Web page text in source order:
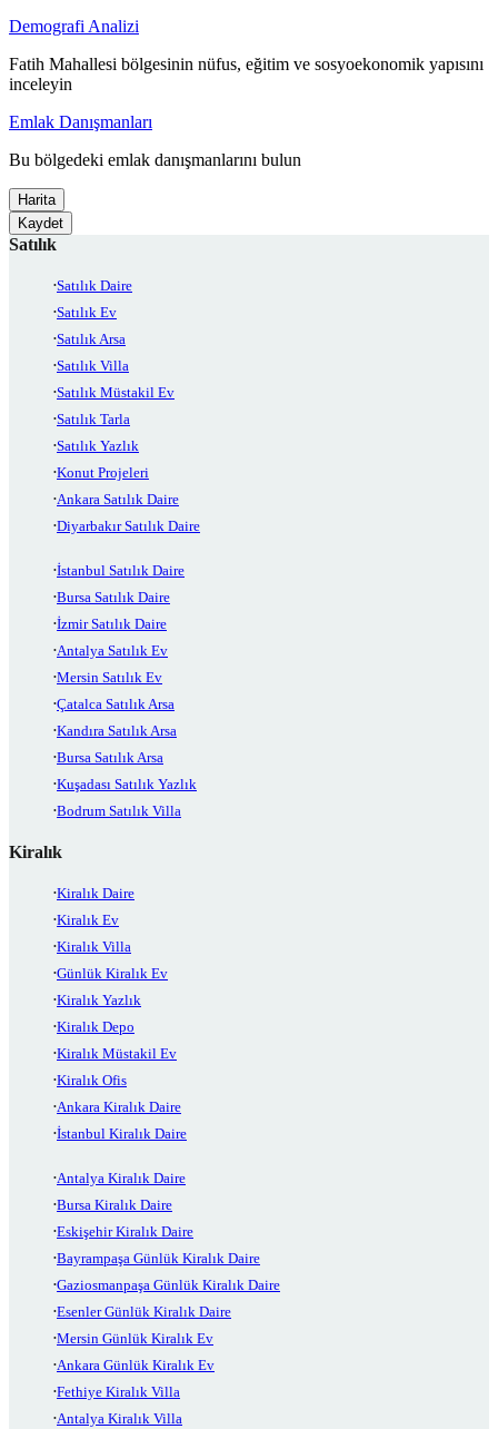
Demografi Analizi
Fatih Mahallesi bölgesinin nüfus, eğitim ve sosyoekonomik yapısını
inceleyin
Emlak Danışmanları
Bu bölgedeki emlak danışmanlarını bulun
Harita
Kaydet
Satılık
Satılık Daire
Satılık Ev
Satılık Arsa
Satılık Villa
Satılık Müstakil Ev
Satılık Tarla
Satılık Yazlık
Konut Projeleri
Ankara Satılık Daire
Diyarbakır Satılık Daire
İstanbul Satılık Daire
Bursa Satılık Daire
İzmir Satılık Daire
Antalya Satılık Ev
Mersin Satılık Ev
Çatalca Satılık Arsa
Kandıra Satılık Arsa
Bursa Satılık Arsa
Kuşadası Satılık Yazlık
Bodrum Satılık Villa
Kiralık
Kiralık Daire
Kiralık Ev
Kiralık Villa
Günlük Kiralık Ev
Kiralık Yazlık
Kiralık Depo
Kiralık Müstakil Ev
Kiralık Ofis
Ankara Kiralık Daire
İstanbul Kiralık Daire
Antalya Kiralık Daire
Bursa Kiralık Daire
Eskişehir Kiralık Daire
Bayrampaşa Günlük Kiralık Daire
Gaziosmanpaşa Günlük Kiralık Daire
Esenler Günlük Kiralık Daire
Mersin Günlük Kiralık Ev
Ankara Günlük Kiralık Ev
Fethiye Kiralık Villa
Antalya Kiralık Villa